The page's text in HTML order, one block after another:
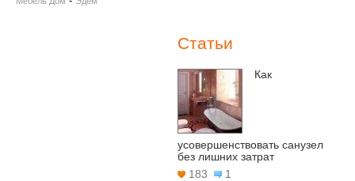
Статьи
Как
усовершенствовать санузел
без лишних затрат
183
1